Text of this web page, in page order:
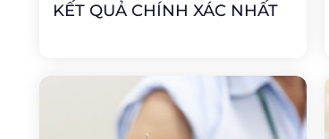
KẾT QUẢ CHÍNH XÁC NHẤT